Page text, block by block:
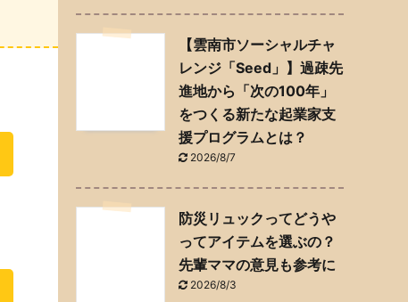
【雲南市ソーシャルチャ
レンジ「Seed」】過疎先
進地から「次の100年」
をつくる新たな起業家支
援プログラムとは？
2026/8/7
防災リュックってどうや
ってアイテムを選ぶの？
先輩ママの意見も参考に
2026/8/3